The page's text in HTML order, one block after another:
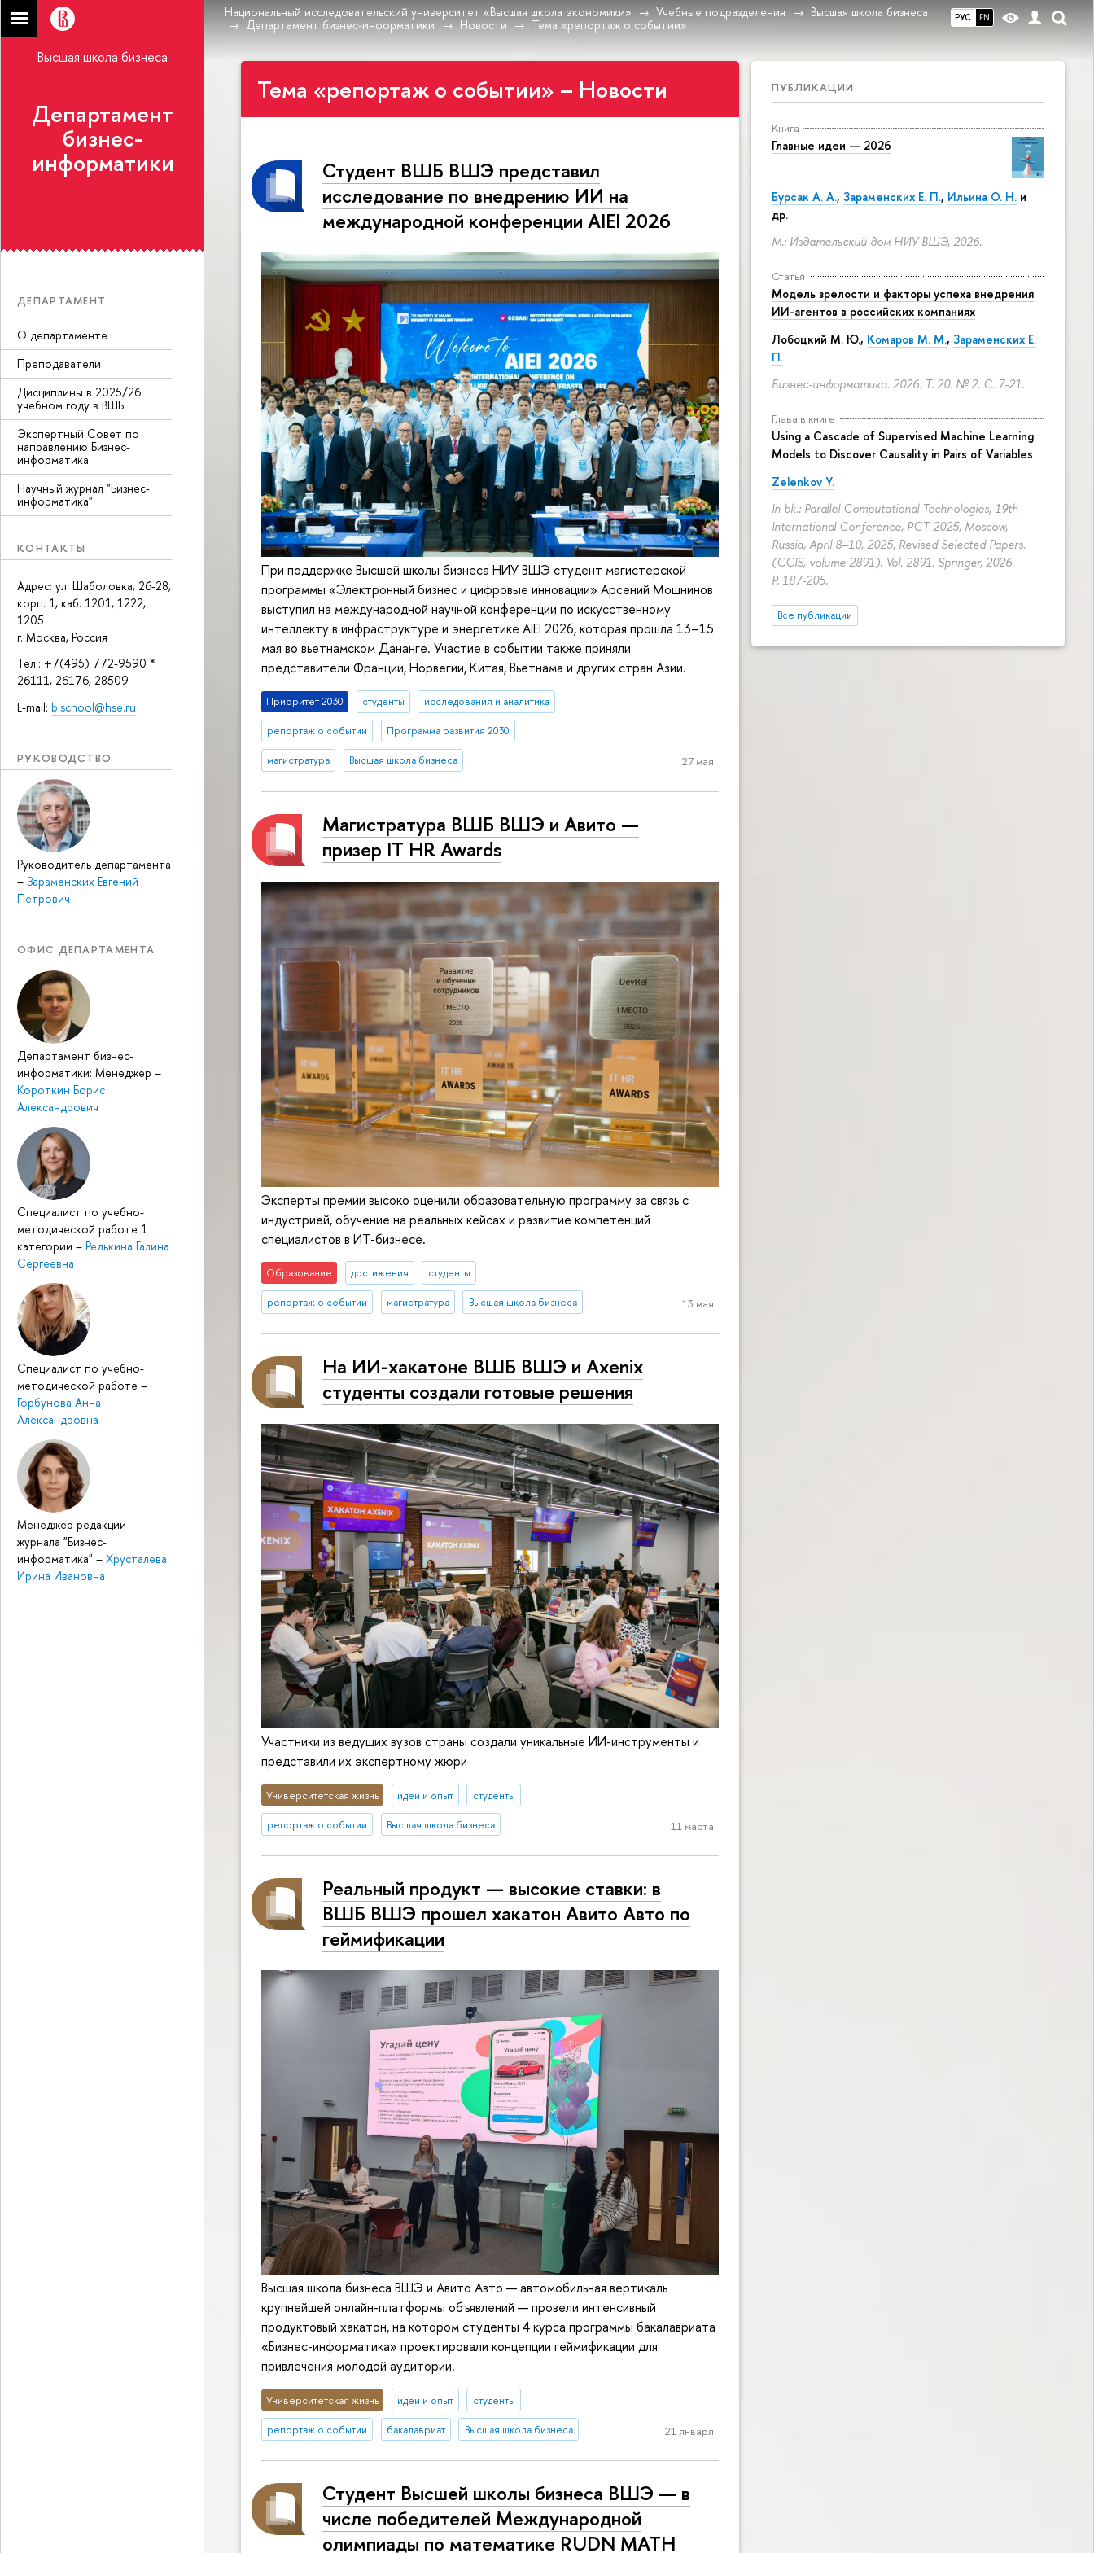
РУС EN
Национальный исследовательский университет «Высшая школа экономики» Учебные подразделения
Высшая школа бизнеса
Департамент бизнес-информатики
Новости Тема «репортаж о событии»
Высшая школа бизнеса
Департамент
бизнес-
информатики
ДЕПАРТАМЕНТ
О департаменте
Преподаватели
Дисциплины в 2025/26
учебном году в ВШБ
Экспертный Совет по
направлению Бизнес-
информатика
Научный журнал "Бизнес-
информатика"
КОНТАКТЫ
Адрес: ул. Шаболовка, 26-28,
корп. 1, каб. 1201, 1222,
1205
г. Москва, Россия
Тел.: +7(495) 772-9590 *
26111, 26176, 28509
E-mail: bischool@hse.ru
РУКОВОДСТВО
Руководитель департамента
– Зараменских Евгений
Петрович
ОФИС ДЕПАРТАМЕНТА
Департамент бизнес-
информатики: Менеджер –
Короткин Борис
Александрович
Специалист по учебно-
методической работе 1
категории – Редькина Галина
Сергеевна
Специалист по учебно-
методической работе –
Горбунова Анна
Александровна
Менеджер редакции
журнала "Бизнес-
информатика" – Хрусталева
Ирина Ивановна
ПУБЛИКАЦИИ
Книга
Главные идеи — 2026
Бурсак А. А., Зараменских Е. П., Ильина О. Н. и
др.
М.: Издательский дом НИУ ВШЭ, 2026.
Статья
Модель зрелости и факторы успеха внедрения
ИИ-агентов в российских компаниях
Лобоцкий М. Ю., Комаров М. М., Зараменских Е.
П.
Бизнес-информатика. 2026. Т. 20. № 2. С. 7-21.
Глава в книге
Using a Cascade of Supervised Machine Learning
Models to Discover Causality in Pairs of Variables
Zelenkov Y.
In bk.: Parallel Computational Technologies, 19th
International Conference, PCT 2025, Moscow,
Russia, April 8–10, 2025, Revised Selected Papers.
(CCIS, volume 2891). Vol. 2891. Springer, 2026.
P. 187-205.
Все публикации
Тема «репортаж о событии» – Новости
Студент ВШБ ВШЭ представил
исследование по внедрению ИИ на
международной конференции AIEI 2026
При поддержке Высшей школы бизнеса НИУ ВШЭ студент магистерской
программы «Электронный бизнес и цифровые инновации» Арсений Мошнинов
выступил на международной научной конференции по искусственному
интеллекту в инфраструктуре и энергетике AIEI 2026, которая прошла 13–15
мая во вьетнамском Дананге. Участие в событии также приняли
представители Франции, Норвегии, Китая, Вьетнама и других стран Азии.
Приоритет 2030 студенты исследования и аналитика
репортаж о событии Программа развития 2030
магистратура Высшая школа бизнеса 27 мая
Магистратура ВШБ ВШЭ и Авито —
призер IT HR Awards
Эксперты премии высоко оценили образовательную программу за связь с
индустрией, обучение на реальных кейсах и развитие компетенций
специалистов в ИТ-бизнесе.
Образование достижения студенты
репортаж о событии магистратура Высшая школа бизнеса 13 мая
На ИИ-хакатоне ВШБ ВШЭ и Axenix
студенты создали готовые решения
Участники из ведущих вузов страны создали уникальные ИИ-инструменты и
представили их экспертному жюри
Университетская жизнь идеи и опыт студенты
репортаж о событии Высшая школа бизнеса 11 марта
Реальный продукт — высокие ставки: в
ВШБ ВШЭ прошел хакатон Авито Авто по
геймификации
Высшая школа бизнеса ВШЭ и Авито Авто — автомобильная вертикаль
крупнейшей онлайн-платформы объявлений — провели интенсивный
продуктовый хакатон, на котором студенты 4 курса программы бакалавриата
«Бизнес-информатика» проектировали концепции геймификации для
привлечения молодой аудитории.
Университетская жизнь идеи и опыт студенты
репортаж о событии бакалавриат Высшая школа бизнеса 21 января
Студент Высшей школы бизнеса ВШЭ — в
числе победителей Международной
олимпиады по математике RUDN MATH